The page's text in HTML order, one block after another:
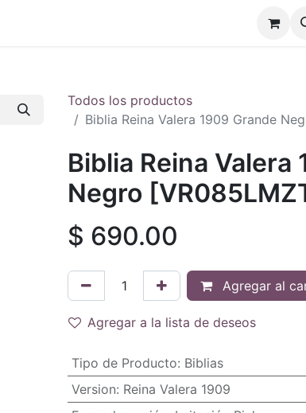
Todos los productos
Biblia Reina Valera 1909 Grande
Biblia Reina Valera
Negro
$ 690.00
Agregar al
Agregar a la lista de deseos
Tipo de Producto: Biblias
Version: Reina Valera 1909